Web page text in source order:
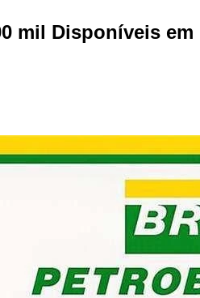
mil Disponíveis em